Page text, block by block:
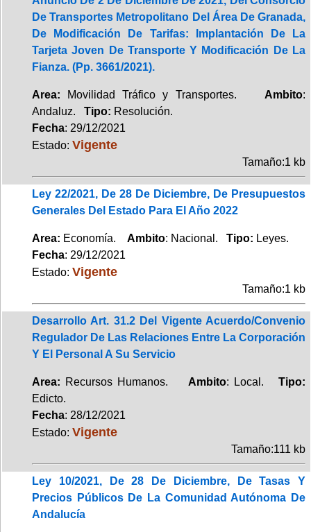
De Transportes Metropolitano Del Área De Granada,
De Modificación De Tarifas: Implantación De La
Tarjeta Joven De Transporte Y Modificación De La
Fianza. (Pp. 3661/2021).
Area: Movilidad Tráfico y Transportes. Ambito:
Andaluz. Tipo: Resolución.
Fecha: 29/12/2021
Estado: Vigente
Tamaño:1 kb
Ley 22/2021, De 28 De Diciembre, De Presupuestos
Generales Del Estado Para El Año 2022
Area: Economía. Ambito: Nacional. Tipo: Leyes.
Fecha: 29/12/2021
Estado: Vigente
Tamaño:1 kb
Desarrollo Art. 31.2 Del Vigente Acuerdo/Convenio
Regulador De Las Relaciones Entre La Corporación
Y El Personal A Su Servicio
Area: Recursos Humanos. Ambito: Local.Tipo:
Edicto.
Fecha: 28/12/2021
Estado: Vigente
Tamaño:111 kb
Ley 10/2021, De 28 De Diciembre, De Tasas Y
Precios Públicos De La Comunidad Autónoma De
Andalucía